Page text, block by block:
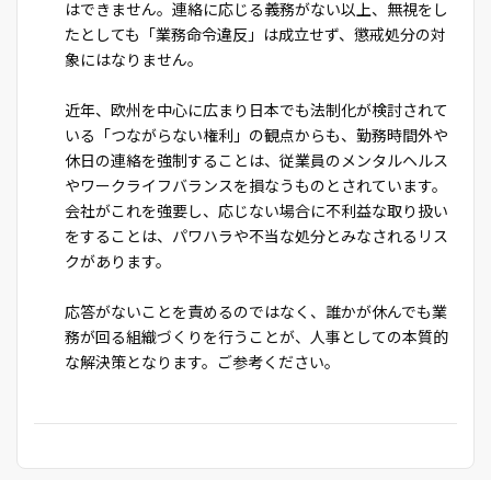
はできません。連絡に応じる義務がない以上、無視をし
たとしても「業務命令違反」は成立せず、懲戒処分の対
象にはなりません。
近年、欧州を中心に広まり日本でも法制化が検討されて
いる「つながらない権利」の観点からも、勤務時間外や
休日の連絡を強制することは、従業員のメンタルヘルス
やワークライフバランスを損なうものとされています。
会社がこれを強要し、応じない場合に不利益な取り扱い
をすることは、パワハラや不当な処分とみなされるリス
クがあります。
応答がないことを責めるのではなく、誰かが休んでも業
務が回る組織づくりを行うことが、人事としての本質的
な解決策となります。ご参考ください。